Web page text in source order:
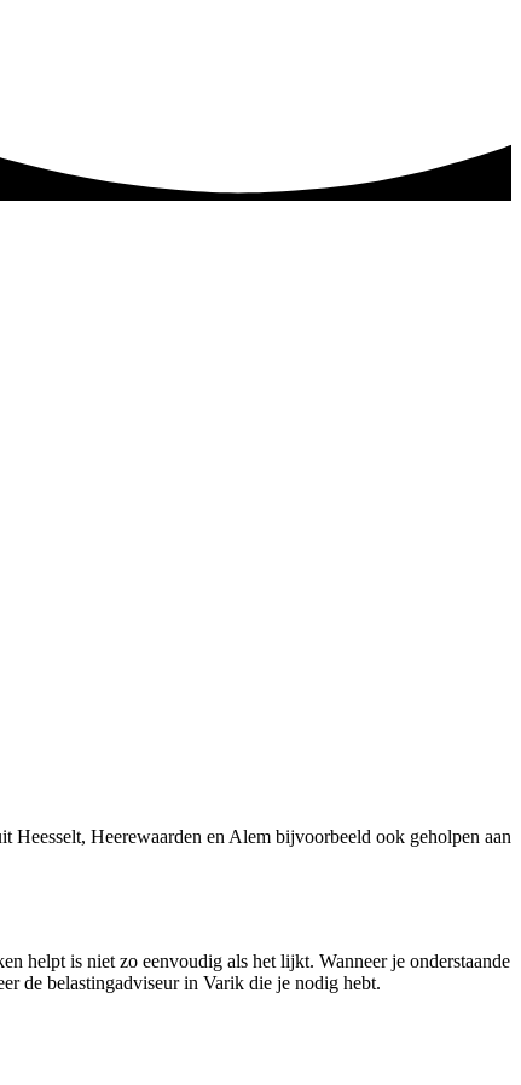
Heerewaarden en Alem bijvoorbeeld ook geholpen aan
helpt is niet zo eenvoudig als het lijkt. Wanneer je onderstaande
de belastingadviseur in Varik die je nodig hebt.